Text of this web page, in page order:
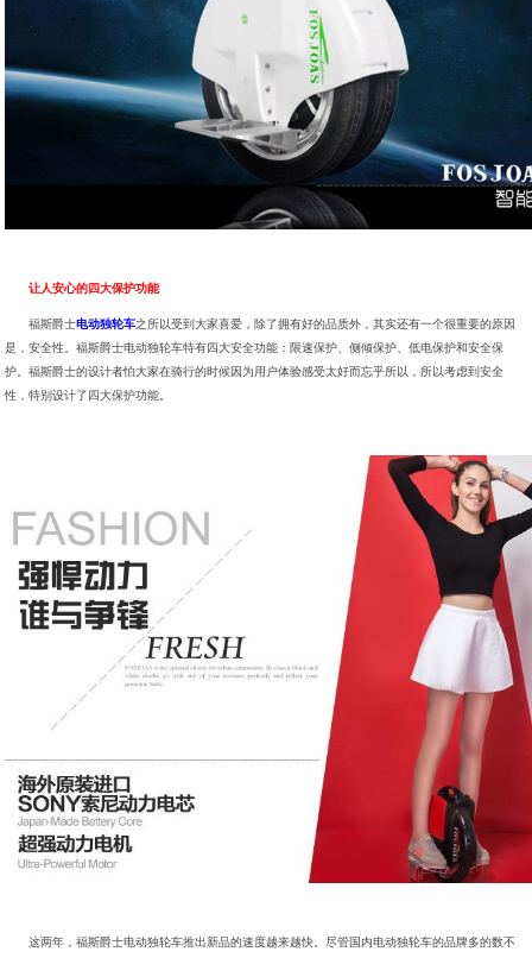
让人安心的四大保护功能
福斯爵士电动独轮车之所以受到大家喜爱，除了拥有好的品质外，其实还有一个很重要的原因
是，安全性。福斯爵士电动独轮车特有四大安全功能：限速保护、侧倾保护、低电保护和安全保
护。福斯爵士的设计者怕大家在骑行的时候因为用户体验感受太好而忘乎所以，所以考虑到安全
性，特别设计了四大保护功能。
这两年，福斯爵士电动独轮车推出新品的速度越来越快。尽管国内电动独轮车的品牌多的数不